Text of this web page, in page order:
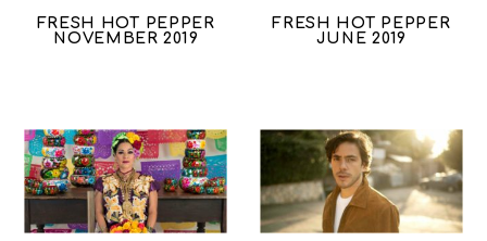
FRESH HOT PEPPER
NOVEMBER 2019
FRESH HOT PEPPER
JUNE 2019